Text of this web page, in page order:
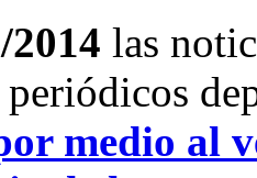
2014 las
medio al